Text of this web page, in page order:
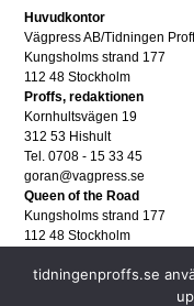
Huvudkontor
Vägpress AB/Tidningen
Kungsholms strand 177
112 48 Stockholm
Proffs, redaktionen
Kornhultsvägen 19
312 53 Hishult
Tel. 0708 - 15 33 45
goran@vagpress.se
Queen of the Road
Kungsholms strand 177
112 48 Stockholm
Tel. 08 - 653 83 80
tidningenproffs.se